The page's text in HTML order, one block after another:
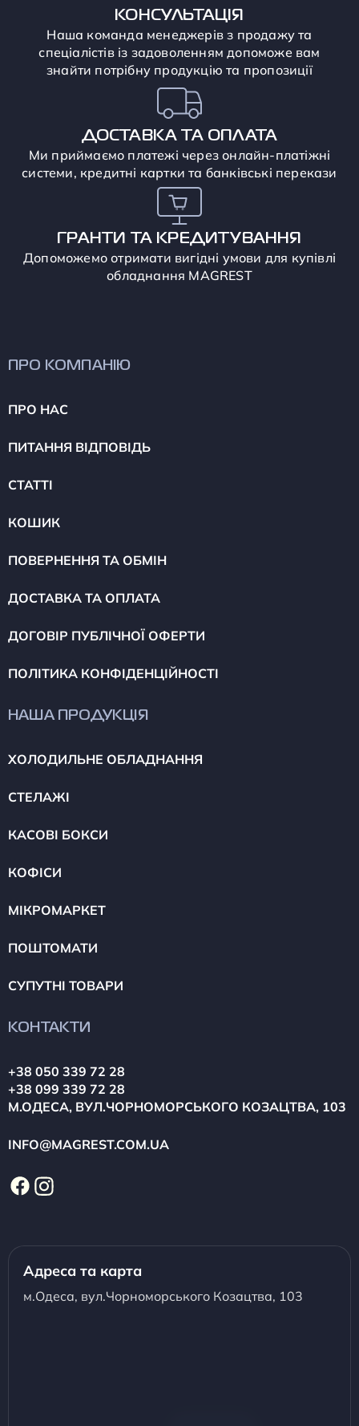
КОНСУЛЬТАЦІЯ
Наша команда менеджерів з продажу та
спеціалістів із задоволенням допоможе вам
знайти потрібну продукцію та пропозиції
ДОСТАВКА ТА ОПЛАТА
Ми приймаємо платежі через онлайн-платіжні
системи, кредитні картки та банківські перекази
ГРАНТИ ТА КРЕДИТУВАННЯ
Допоможемо отримати вигідні умови для купівлі
обладнання MAGREST
ПРО КОМПАНІЮ
ПРО НАС
ПИТАННЯ ВІДПОВІДЬ
СТАТТІ
КОШИК
ПОВЕРНЕННЯ ТА ОБМІН
ДОСТАВКА ТА ОПЛАТА
ДОГОВІР ПУБЛІЧНОЇ ОФЕРТИ
ПОЛІТИКА КОНФІДЕНЦІЙНОСТІ
НАША ПРОДУКЦІЯ
ХОЛОДИЛЬНЕ ОБЛАДНАННЯ
СТЕЛАЖІ
КАСОВІ БОКСИ
КОФІСИ
МІКРОМАРКЕТ
ПОШТОМАТИ
СУПУТНІ ТОВАРИ
КОНТАКТИ
+38 050 339 72 28
+38 099 339 72 28
М.ОДЕСА, ВУЛ.ЧОРНОМОРСЬКОГО КОЗАЦТВА, 103
INFO@MAGREST.COM.UA
Адреса та карта
м.Одеса, вул.Чорноморського Козацтва, 103